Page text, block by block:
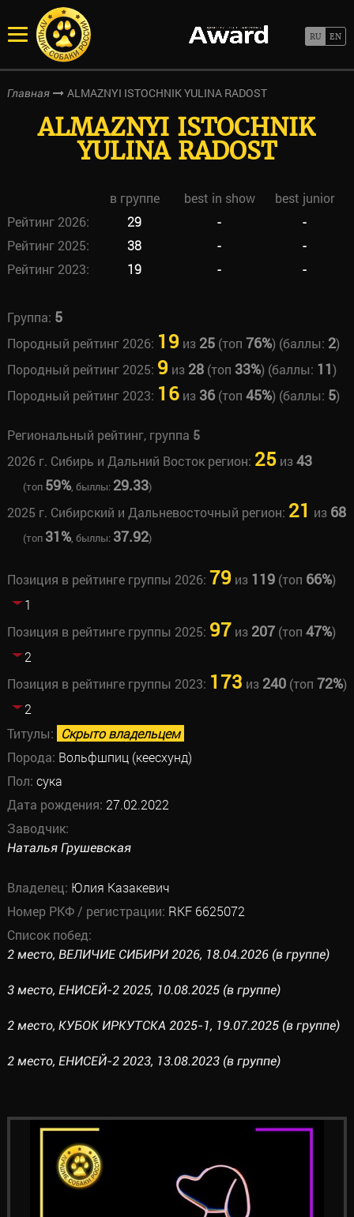
Главная ALMAZNYI ISTOCHNIK YULINA RADOST
ALMAZNYI ISTOCHNIK
YULINA RADOST
в группе best in show
best junior
Рейтинг 2026:
29 -
-
Рейтинг 2025:
38 -
-
Рейтинг 2023:
19 - -
Группа: 5
Породный рейтинг 2026: 19 из 25(топ 76%) (баллы: 2)
Породный рейтинг 2025: 9 из 28(топ 33%) (баллы: 11)
Породный рейтинг 2023: 16из 36(топ 45%) (баллы: 5)
Региональный рейтинг, группа 5
2026 г. Сибирь и Дальний Восток регион: 25из43
(топ 59%, быллы: 29.33)
2025 г. Сибирский и Дальневосточный регион: 21 из 68
(топ 31%, быллы: 37.92)
Позиция в рейтинге группы 2026: 79 из 119(топ 66%)
1
Позиция в рейтинге группы 2025: 97 из 207(топ 47%)
2
Позиция в рейтинге группы 2023: 173 из 240(топ 72%)
2
Титулы: Скрыто владельцем
Порода: Вольфшпиц (кеесхунд)
Пол: сука
Дата рождения: 27.02.2022
Заводчик:
Наталья Грушевская
Владелец: Юлия Казакевич
Номер РКФ / регистрации: RKF 6625072
Список побед:
2 место, ВЕЛИЧИЕ СИБИРИ 2026, 18.04.2026 (в группе)
3 место, ЕНИСЕЙ-2 2025, 10.08.2025 (в группе)
2 место, КУБОК ИРКУТСКА 2025-1, 19.07.2025 (в группе)
2 место, ЕНИСЕЙ-2 2023, 13.08.2023 (в группе)